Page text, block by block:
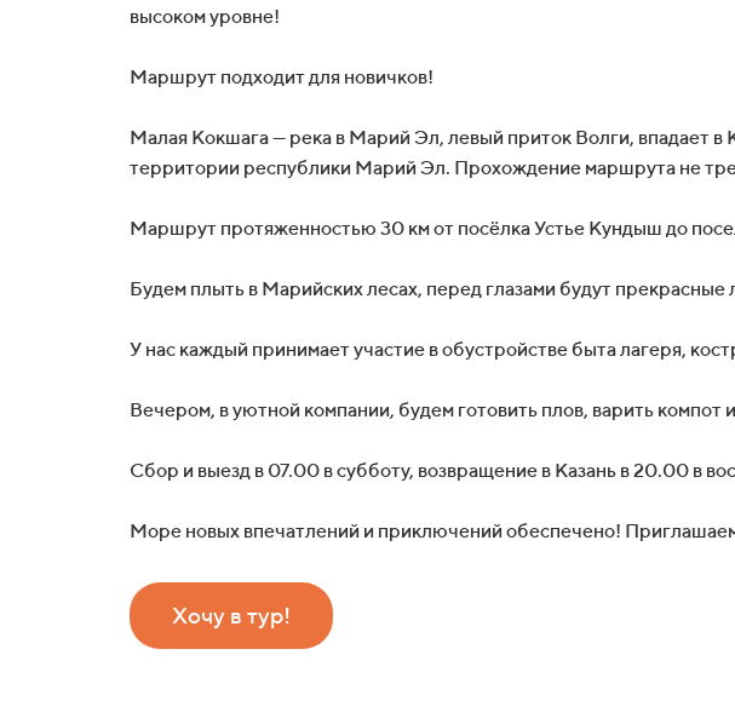
высоком уровне!
Маршрут подходит для новичков!
Малая Кокшага — река в Марий Эл, левый приток Волги, впадает
территории республики Марий Эл. Прохождение маршрута не
Маршрут протяженностью 30 км от посёлка Устье Кундыш до
Будем плыть в Марийских лесах, перед глазами будут
У нас каждый принимает участие в обустройстве быта лагеря,
Вечером, в уютной компании, будем готовить плов, варить компот
Сбор и выезд в 07.00 в субботу, возвращение в Казань в 20.00 в
Море новых впечатлений и приключений обеспечено!
Хочу в тур!